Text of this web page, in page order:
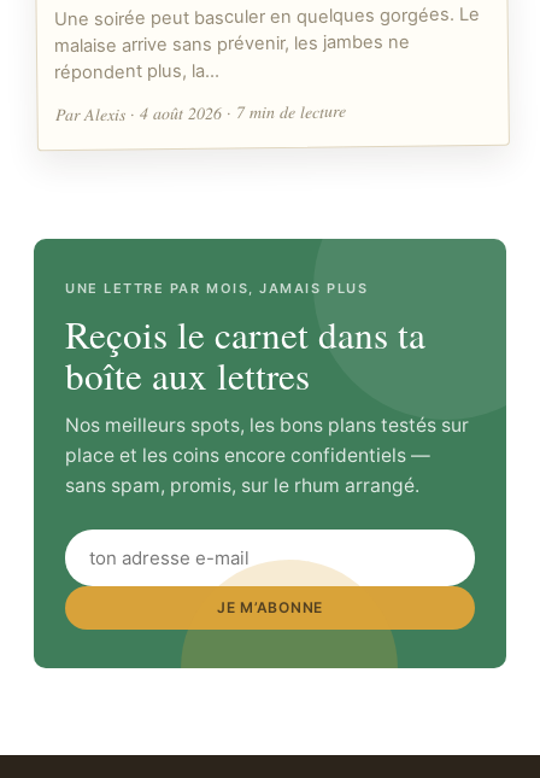
Une soirée peut basculer en quelques gorgées. Le
malaise arrive sans prévenir, les jambes ne
répondent plus, la…
Par Alexis · 4 août 2026 · 7 min de lecture
UNE LETTRE PAR MOIS, JAMAIS PLUS
Reçois le carnet dans ta
boîte aux lettres
Nos meilleurs spots, les bons plans testés sur
place et les coins encore confidentiels —
sans spam, promis, sur le rhum arrangé.
JE M’ABONNE